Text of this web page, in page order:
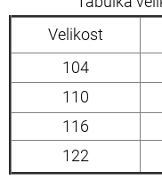
Velikost
104
110
116
122